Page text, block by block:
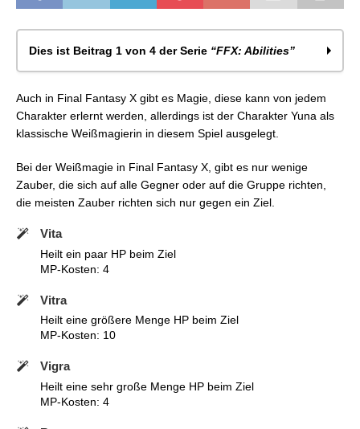
Dies ist Beitrag 1 von 4 der Serie “FFX: Abilities”
FFX: Weißmagie
FFX: Schwarzmagie
FFX: Techs
Auch in Final Fantasy X gibt es Magie, diese kann von jedem
Charakter erlernt werden, allerdings ist der Charakter Yuna als
klassische Weißmagierin in diesem Spiel ausgelegt.
Bei der Weißmagie in Final Fantasy X, gibt es nur wenige
Zauber, die sich auf alle Gegner oder auf die Gruppe richten,
die meisten Zauber richten sich nur gegen ein Ziel.
Vita
Heilt ein paar HP beim Ziel
MP-Kosten: 4
Vitra
Heilt eine größere Menge HP beim Ziel
MP-Kosten: 10
Vigra
Heilt eine sehr große Menge HP beim Ziel
MP-Kosten: 4